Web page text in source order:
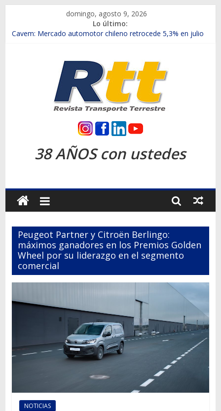
contenido
domingo, agosto 9, 2026
Lo último:
Chile es el primer mercado internacional en lanzar la nueva
Salfa suma vehículos electrificados de Chevrolet en el Biobío
Samex amplía su red con nuevas sucursales en Rancagua y
SINOTRUK Pick-ups presentó la recién estrenada Bolden en
la Expo Compras Públicas 2026
Revista
Transporte
Terrestre
Autos,
camiones,
motos,
información
del
del
38 AÑOS con ustedes
Peugeot Partner y Citroën Berlingo:
máximos ganadores en los Premios Golden
Wheel por su liderazgo en el segmento
comercial
NOTICIAS